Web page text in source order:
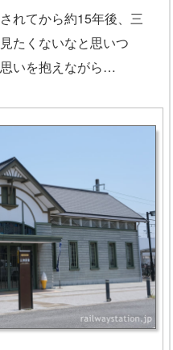
れてから約15年後、三
たくないなと思いつ
いを抱えながら…